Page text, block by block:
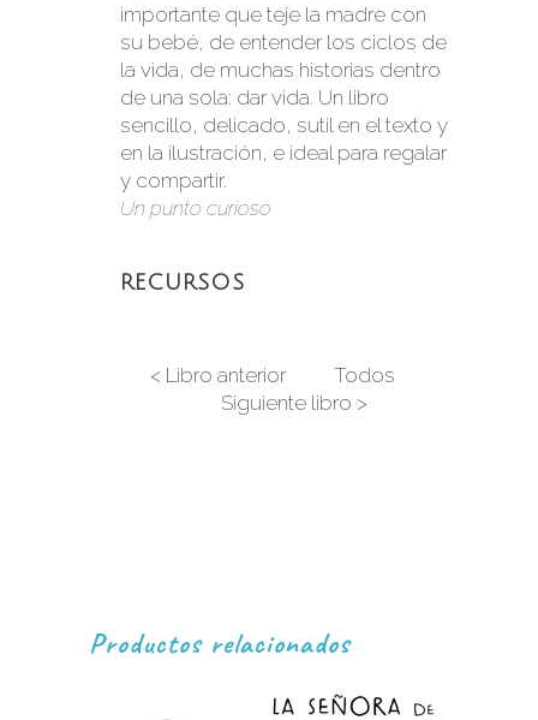
importante que teje la madre con
su bebé, de entender los ciclos de
la vida, de muchas historias dentro
de una sola: dar vida. Un libro
sencillo, delicado, sutil en el texto y
en la ilustración, e ideal para regalar
y compartir.
Un punto curioso
RECURSOS
< Libro anterior
Todos
Siguiente libro >
Productos relacionados